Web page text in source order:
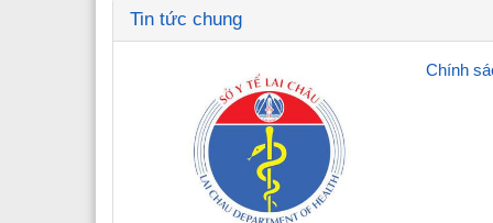
Chức năng nhiệm vụ
Quá trình phát triển
Lãnh đạo Sở Y tế
Các phòng chức năng
Văn phòng
Bảo vệ nền tảng của Đảng
Hoạt động của Đảng
Triển khai văn bản của Đảng
Kết
Tin tức chung